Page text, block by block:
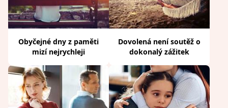
Obyčejné dny z paměti
mizí nejrychleji
Dovolená není soutěž o
dokonalý zážitek